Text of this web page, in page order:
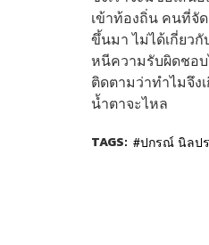
เข้าท้องถิ่น คนที่จั
ขึ้นมา ไม่ได้เกี่ยว
หนีความรับผิดชอบ
ติดตามว่าทำไมจึง
น้ำตาจะไหล
TAGS: ปกรณ์ นิลป